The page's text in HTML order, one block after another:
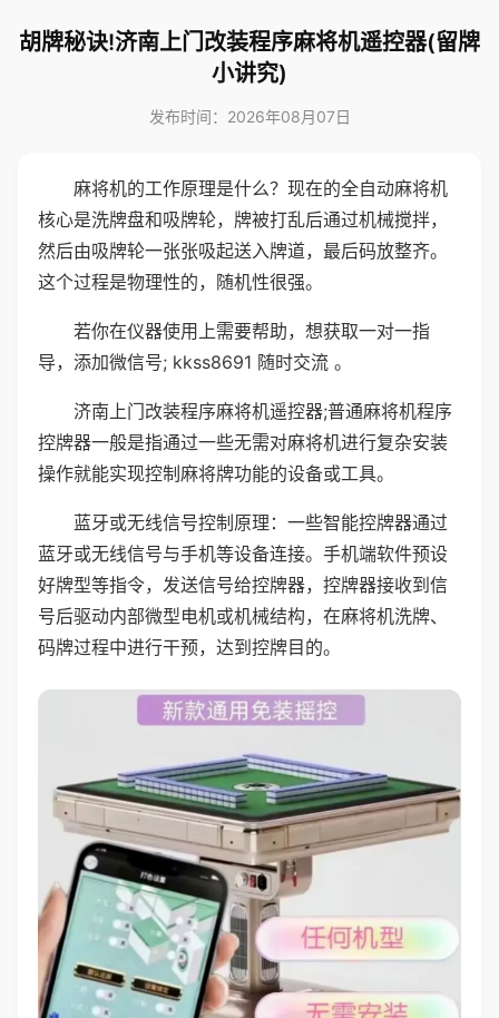
胡牌秘诀!济南上门改装程序麻将机遥控器(留牌
小讲究)
发布时间：2026年08月07日
麻将机的工作原理是什么？现在的全自动麻将机
核心是洗牌盘和吸牌轮，牌被打乱后通过机械搅拌，
然后由吸牌轮一张张吸起送入牌道，最后码放整齐。
这个过程是物理性的，随机性很强。
若你在仪器使用上需要帮助，想获取一对一指
导，添加微信号; kkss8691 随时交流 。
济南上门改装程序麻将机遥控器;普通麻将机程序
控牌器一般是指通过一些无需对麻将机进行复杂安装
操作就能实现控制麻将牌功能的设备或工具。
蓝牙或无线信号控制原理：一些智能控牌器通过
蓝牙或无线信号与手机等设备连接。手机端软件预设
好牌型等指令，发送信号给控牌器，控牌器接收到信
号后驱动内部微型电机或机械结构，在麻将机洗牌、
码牌过程中进行干预，达到控牌目的。